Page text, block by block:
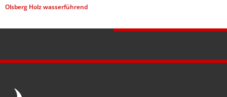
Olsberg Holz wasserführend